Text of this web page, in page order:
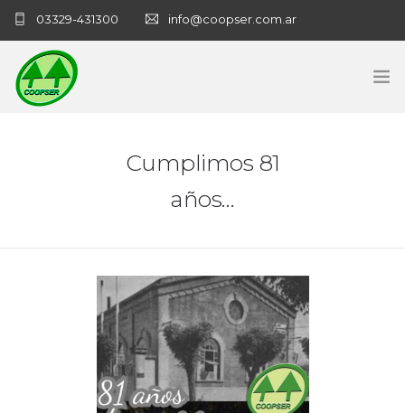
03329-431300 info@coopser.com.ar
CONTACTO
SANATORIO COOPSER
Cumplimos 81
años…